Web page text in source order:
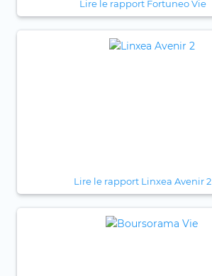
Lire le rapport Fortuneo Vie
Lire le rapport Linxea Avenir 2